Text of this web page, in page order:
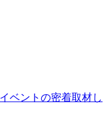
ベントの密着取材し